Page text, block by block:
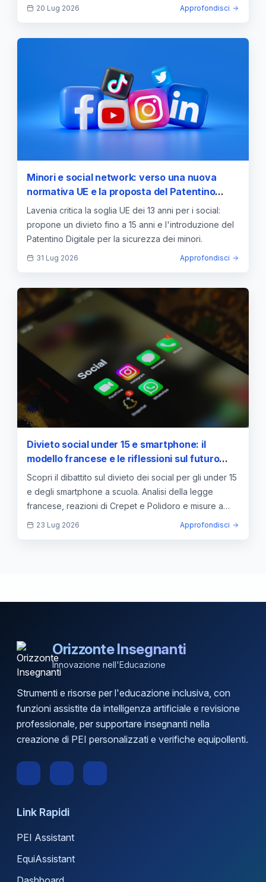
20 Lug 2026 Approfondisci
Minori e social network: verso una nuova
normativa UE e la proposta del Patentino
Digitale in Italia
Lavenia critica la soglia UE dei 13 anni per i social:
propone un divieto fino a 15 anni e l'introduzione del
Patentino Digitale per la sicurezza dei minori.
31 Lug 2026 Approfondisci
Divieto social under 15 e smartphone: il
modello francese e le riflessioni sul futuro
della scuola italiana
Scopri il dibattito sul divieto dei social per gli under 15
e degli smartphone a scuola. Analisi della legge
francese, reazioni di Crepet e Polidoro e misure a
Novara.
23 Lug 2026 Approfondisci
Orizzonte Insegnanti
Innovazione nell'Educazione
Strumenti e risorse per l'educazione inclusiva, con
funzioni assistite da intelligenza artificiale e revisione
professionale, per supportare insegnanti nella
creazione di PEI personalizzati e verifiche equipollenti.
Link Rapidi
PEI Assistant
EquiAssistant